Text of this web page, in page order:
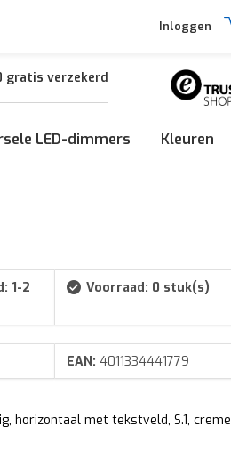
Inloggen
gratis verzekerd
LED-dimmers Kleuren
1-2
Voorraad: 0 stuk(s)
EAN: 4011334441779
horizontaal met tekstveld, S.1, creme